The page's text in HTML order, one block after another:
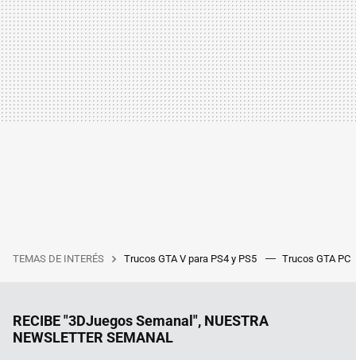
TEMAS DE INTERÉS Trucos GTA V para PS4 y PS5 Trucos GTA PC
RECIBE "3DJuegos Semanal", NUESTRA
NEWSLETTER SEMANAL